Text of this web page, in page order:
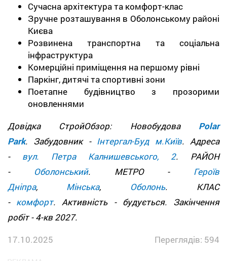
Сучасна архітектура та комфорт-клас
Зручне розташування в Оболонському районі
Києва
Розвинена транспортна та соціальна
інфраструктура
Комерційні приміщення на першому рівні
Паркінг, дитячі та спортивні зони
Поетапне будівництво з прозорими
оновленнями
Довідка СтройОбзор: Новобудова Polar
Park. Забудовник - Інтергал-Буд м.Київ. Адреса
- вул. Петра Калнишевського, 2. РАЙОН
- Оболонський. МЕТРО - Героїв
Дніпра, Мінська, Оболонь. КЛАС
- комфорт. Активність - будується. Закінчення
робіт - 4-кв 2027.
17.10.2025
Переглядів: 594